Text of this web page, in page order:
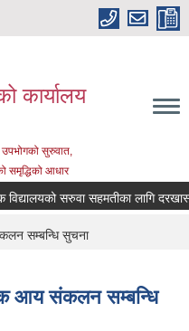
कार्यालय
सुरुवात,
समृद्धिको आधार
सरुवा सहमतीका लागि दरखास्त
सम्बन्धि सुचना
आय संकलन सम्बन्धि